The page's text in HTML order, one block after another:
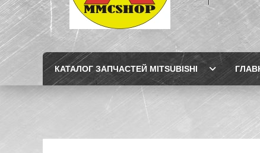
КАТАЛОГ ЗАПЧАСТЕЙ MITSUBISHI